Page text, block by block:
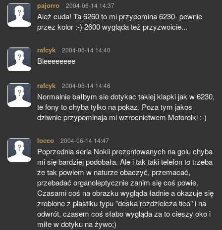
pajorro pisze:
2004-06-14 14:37
Ależ cuda! Ta 6260 to mi przypomina 6230- pewnie
przez kolor :-) 2600 wygląda też przyzwoicie...
rafcyk pisze:
2004-06-14 14:40
Bleeeeeeee
rafcyk pisze:
2004-06-14 14:46
Normalnie bałbym sie dotykac takiej klapki jak w 6230,
te fony to chyba tylko na pokaz. Poza tym jakos
dziwnie przypominaja mi wzrocnictwem Motorolki :-)
locco pisze:
2004-06-14 14:47
Poprzednia seria Nokii prezentowanych na golu chyba
mi się bardziej podobała. Ale i tak taki telefon to trzeba
że tak powiem w naturze obaczyć, przemacać,
przebadać organoleptycznie zanim się coś powie.
Czasami coś na obrazku wygląda ładnie a okazuje się
zrobione z plastiku typu "deska rozdzielcza tico" i na
odwrót, czasem coś słabo wygląda za to cieszy oko i
miłe w dotyku na żywo;)